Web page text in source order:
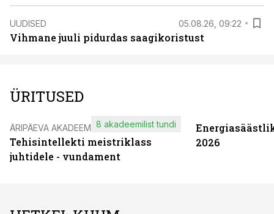
UUDISED 05.08.26, 09:22
Vihmane juuli pidurdas saagikoristust
ÜRITUSED
ÄRIPÄEVA AKADEEMIA
Tehisintellekti meistriklass
juhtidele - vundament
8 akadeemilist tundi
2026